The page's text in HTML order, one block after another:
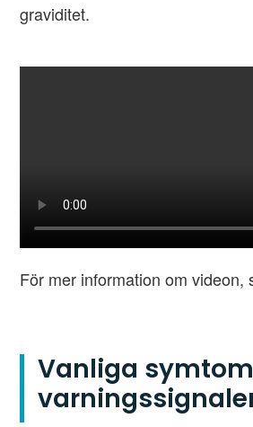
graviditet.
För mer information om videon,
Vanliga